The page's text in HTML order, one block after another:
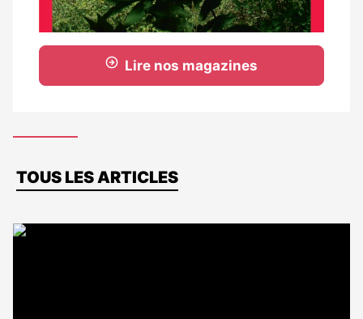
Lire nos magazines
Dernières
TOUS LES ARTICLES